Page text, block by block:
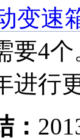
变速
要4
进行